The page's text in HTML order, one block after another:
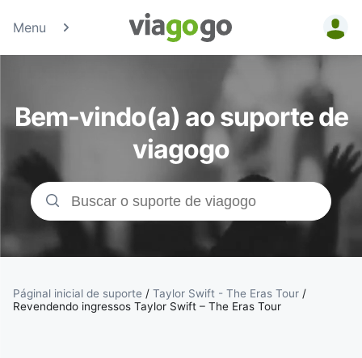
Menu
Bilhetes -
Concertos,
Desporto e
Teatro |
Bolsa de
Bilhetes da
viagogo
Bem-vindo(a) ao suporte de
viagogo
Páginal inicial de suporte / Taylor Swift - The Eras Tour /
Revendendo ingressos Taylor Swift – The Eras Tour